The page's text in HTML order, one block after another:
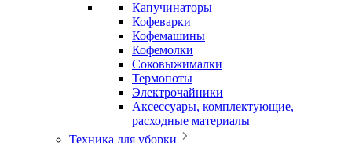
Капучинаторы
Кофеварки
Кофемашины
Кофемолки
Соковыжималки
Термопоты
Электрочайники
Аксессуары, комплектующие,
расходные материалы
Техника для уборки